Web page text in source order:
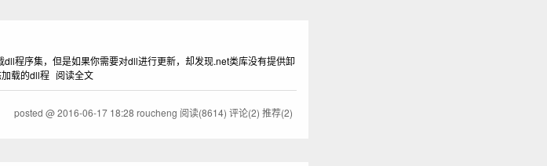
程序集，但是如果你需要对dll进行更新，却发现.net类库没有提供卸
载的dll程 阅读全文
posted @2016-06-17 18:28 roucheng 阅读(8614) 评论(2) 推荐(2)